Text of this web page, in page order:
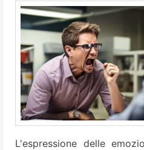
L'espressione delle